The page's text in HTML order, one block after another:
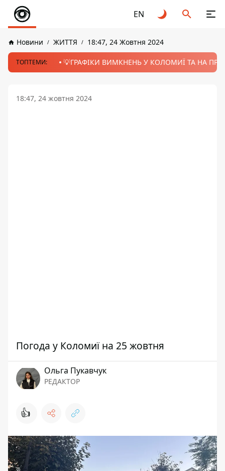
EN
Новини ЖИТТЯ 18:47, 24 Жовтня 2024
ТОПТЕМИ: 💡ГРАФІКИ ВИМКНЕНЬ У КОЛОМИЇ ТА НА
18:47, 24 жовтня 2024
Погода у Коломиї на 25 жовтня
Ольга Пукавчук
РЕДАКТОР
👍